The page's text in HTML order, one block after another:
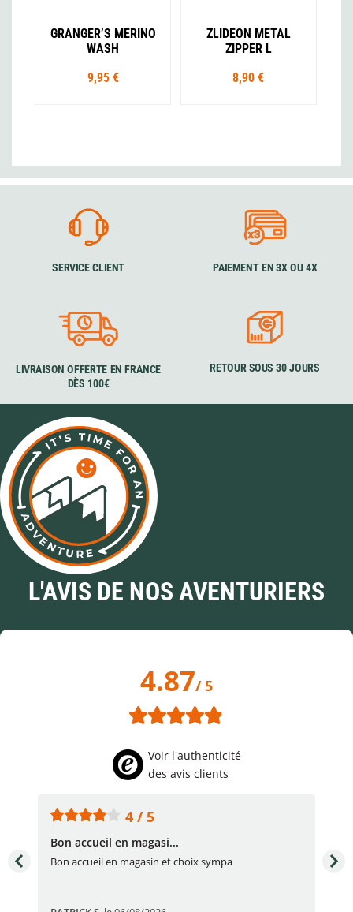
GRANGER’S MERINO
WASH
9,95 €
ZLIDEON METAL
ZIPPER L
8,90 €
SERVICE CLIENT PAIEMENT EN 3X OU 4X
LIVRAISON OFFERTE EN FRANCE
DÈS 100€
RETOUR SOUS 30 JOURS
L'AVIS DE NOS AVENTURIERS
4.87/ 5
Voir l'authenticité
des avis clients
4 / 5
Bon accueil en magasi...
Bon accueil en magasin et choix sympa